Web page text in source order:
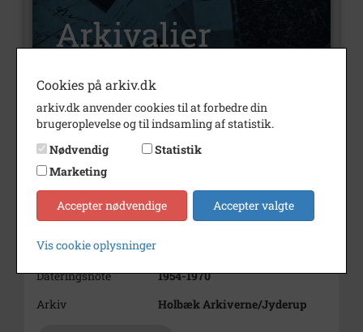
Nummer
A2036
Type
Arkivalier
Arkivskaber
Beskrivelse
Brødfabrikken "Hygæa"
Jyderup
Periode
Dateringsnote
1954-1970
Arkiv
Holbæk Arkiverne/Jyderup
Cookies på arkiv.dk
arkiv.dk anvender cookies til at forbedre din
brugeroplevelse og til indsamling af statistik.
Nødvendig
Statistik
Marketing
Accepter nødvendige Accepter valgte
Vis cookie oplysninger